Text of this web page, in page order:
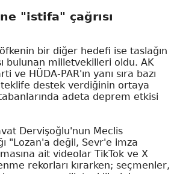
"istifa" çağrısı
bir diğer hedefi ise taslağın
bulunan milletvekilleri oldu. AK
ve HÜDA-PAR'ın yanı sıra bazı
destek verdiğinin ortaya
adeta deprem etkisi
Dervişoğlu'nun Meclis
"Lozan'a değil, Sevr'e imza
ait videolar TikTok ve X
rekorları kırarken; seçmenler,